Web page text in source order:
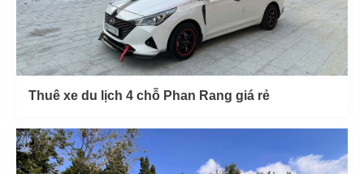
Thuê xe du lịch 4 chỗ Phan Rang giá rẻ